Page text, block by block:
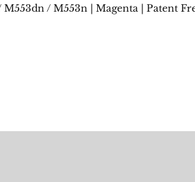
/ M553n | Magenta | Patent